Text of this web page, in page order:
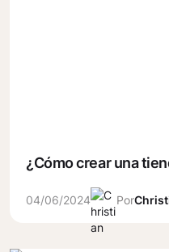
¿Cómo crear una
04/06/2024 Por